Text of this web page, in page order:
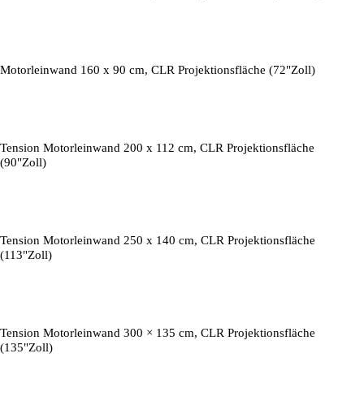
Motorleinwand 160 x 90 cm, CLR Projektionsfläche (72"Zoll)
Tension Motorleinwand 200 x 112 cm, CLR Projektionsfläche
(90"Zoll)
Tension Motorleinwand 250 x 140 cm, CLR Projektionsfläche
(113"Zoll)
Tension Motorleinwand 300 × 135 cm, CLR Projektionsfläche
(135"Zoll)